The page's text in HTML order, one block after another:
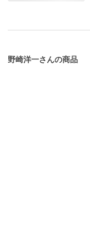
野崎洋一さんの商品